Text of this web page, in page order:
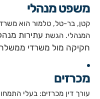
משפט מנהלי​
המנהלי. הגשת עתירות
חקיקה מול משרדי
מכרזים
עורך דין מכרזים: בעלי